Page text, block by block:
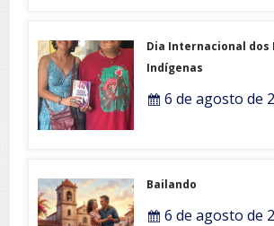
Dia Internacional dos
Indígenas
6 de agosto de
Bailando
6 de agosto de